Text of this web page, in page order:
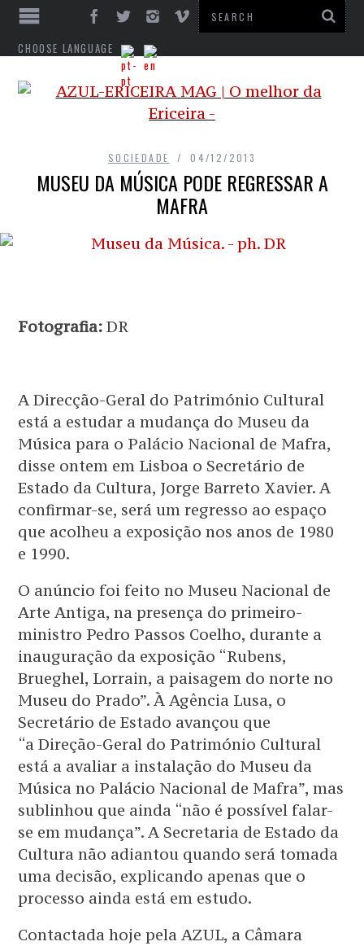
CHOOSE LANGUAGE
SOCIEDADE 04/12/2013
MUSEU DA MÚSICA PODE REGRESSAR A
MAFRA
Fotografia: DR
A Direcção-Geral do Património Cultural
está a estudar a mudança do Museu da
Música para o Palácio Nacional de Mafra,
disse ontem em Lisboa o Secretário de
Estado da Cultura, Jorge Barreto Xavier. A
confirmar-se, será um regresso ao espaço
que acolheu a exposição nos anos de 1980
e 1990.
O anúncio foi feito no Museu Nacional de
Arte Antiga, na presença do primeiro-
ministro Pedro Passos Coelho, durante a
inauguração da exposição “Rubens,
Brueghel, Lorrain, a paisagem do norte no
Museu do Prado”. À Agência Lusa, o
Secretário de Estado avançou que
“a Direção-Geral do Património Cultural
está a avaliar a instalação do Museu da
Música no Palácio Nacional de Mafra”, mas
sublinhou que ainda “não é possível falar-
se em mudança”. A Secretaria de Estado da
Cultura não adiantou quando será tomada
uma decisão, explicando apenas que o
processo ainda está em estudo.
Contactada hoje pela AZUL, a Câmara